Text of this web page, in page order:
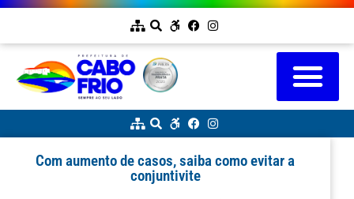
Com aumento de casos, saiba como evitar a
conjuntivite